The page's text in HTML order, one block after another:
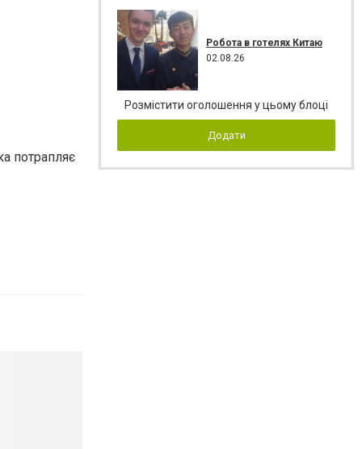
потрапляє
Робота в готелях Китаю
02.08.26
Розмістити оголошення у цьому блоці
Додати